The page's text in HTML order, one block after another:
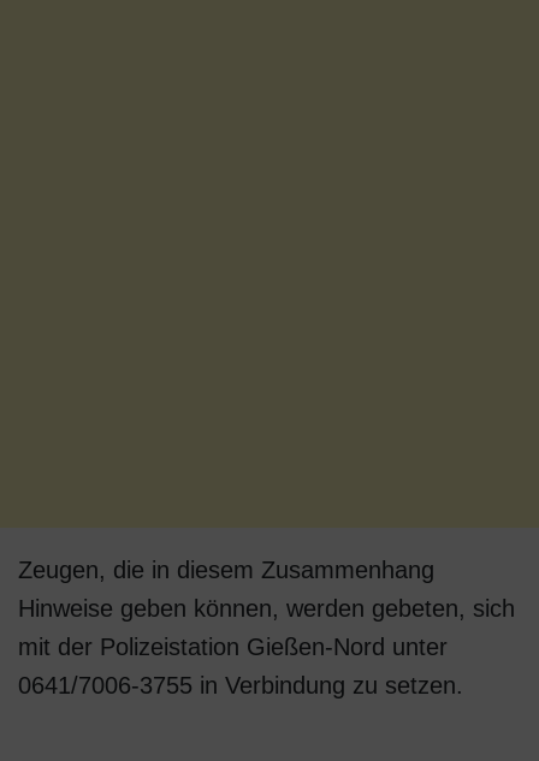
Zeugen, die in diesem Zusammenhang
Hinweise geben können, werden gebeten, sich
mit der Polizeistation Gießen-Nord unter
0641/7006-3755 in Verbindung zu setzen.